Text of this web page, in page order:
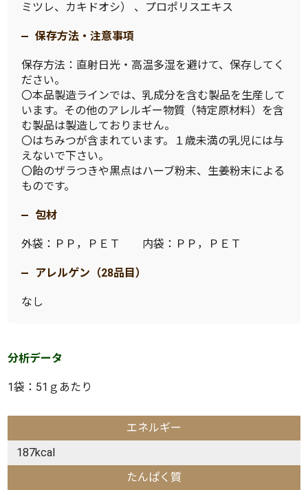
ミツレ、カキドオシ） 、プロポリスエキス
保存方法・注意事項
保存方法：直射日光・高温多湿を避けて、保存してく
ださい。
〇本品製造ラインでは、乳成分を含む製品を生産して
います。その他のアレルギー物質（特定原材料）を含
む製品は製造しておりません。
〇はちみつが含まれています。１歳未満の乳児には与
えないで下さい。
〇飴のザラつきや黒点はハーブ粉末、生姜粉末による
ものです。
包材
外袋：ＰＰ，ＰＥＴ 内袋：ＰＰ，ＰＥＴ
アレルゲン（28品目）
なし
分析データ
1袋：51ｇあたり
エネルギー
187kcal
たんぱく質